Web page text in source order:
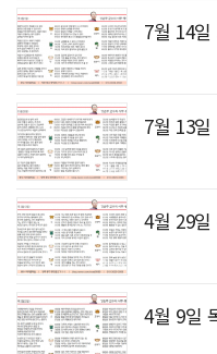
7월 14일
7월 13일
4월 29일
4월 9일